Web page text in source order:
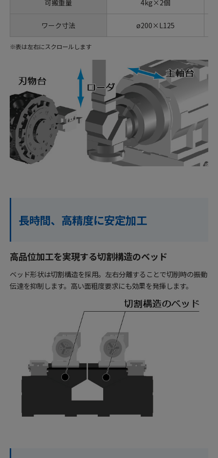
可搬重量 4kg×2個
ワーク寸法 ø200×L125
※表は左右にスクロールします
長時間、高精度に安定加工
高品位加工を実現する切割構造のベッド
ベッド形状は切割構造を採用。左右分離することで切削時の振動
伝達を抑制します。高い面粗度要求にも効果を発揮します。